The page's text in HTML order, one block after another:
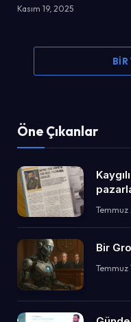
Kasım 19, 2025
BIR
Öne Çıkanlar
Temmuz
Bir
Temmuz